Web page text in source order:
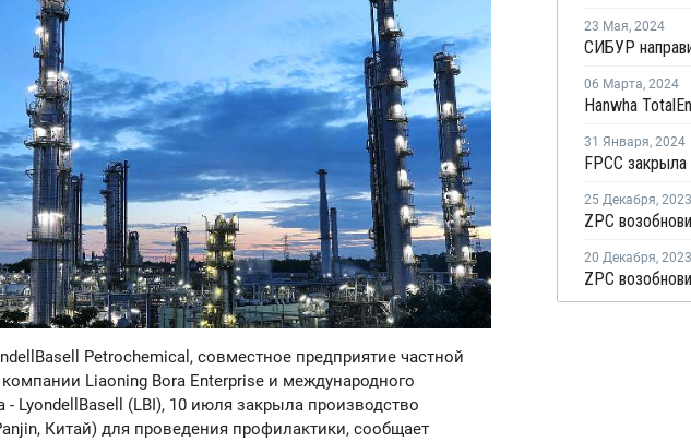
Petrochemical, совместное предприятие частной
Liaoning Bora Enterprise и международного
- LyondellBasell (LBI), 10 июля закрыла производство
Китай) для проведения профилактики, сообщает
23 Мая, 2024
06 Марта, 2024
31 Января, 2024
25 Декабря, 2023
20 Декабря, 2023